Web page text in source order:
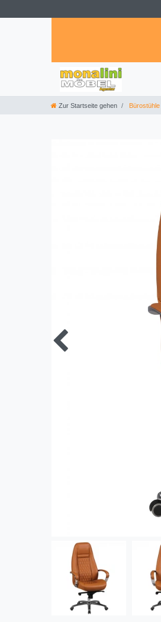
Zur Startseite gehen Bürostühle